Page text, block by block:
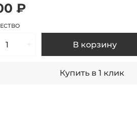
₽
В корзину
Купить в 1 клик